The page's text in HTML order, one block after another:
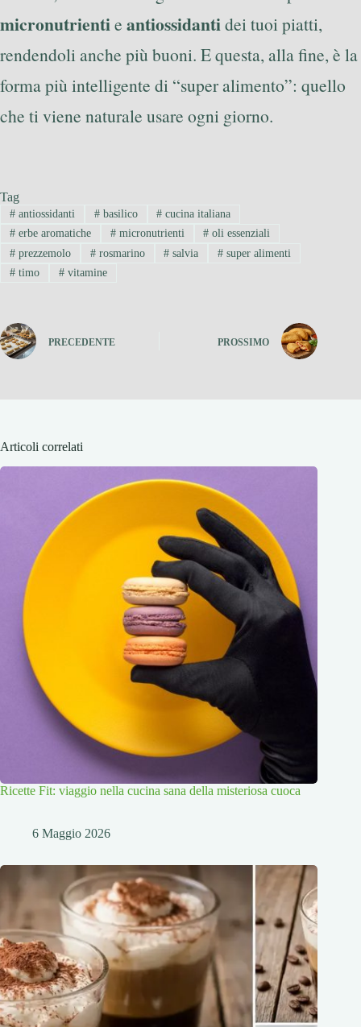
micronutrientie antiossidantidei tuoi piatti,
rendendoli anche più buoni. E questa, alla fine, è la
forma più intelligente di “super alimento”: quello
che ti viene naturale usare ogni giorno.
Tag
#antiossidanti #basilico # cucina italiana
#erbe aromatiche #micronutrienti # oli essenziali
#prezzemolo #rosmarino # salvia # super alimenti
#timo #vitamine
PRECEDENTE PROSSIMO
Articoli correlati
Ricette Fit: viaggio nella cucina sana della misteriosa cuoca
6 Maggio 2026